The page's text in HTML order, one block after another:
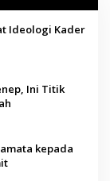
Ideologi Kader
Ini Titik
kepada